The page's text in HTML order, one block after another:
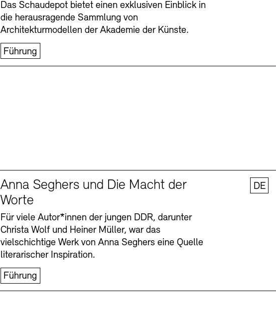
Das Schaudepot bietet einen exklusiven Einblick in
die herausragende Sammlung von
Architekturmodellen der Akademie der Künste.
Führung
Anna Seghers und Die Macht der
Worte
Für viele Autor*innen der jungen DDR, darunter
Christa Wolf und Heiner Müller, war das
vielschichtige Werk von Anna Seghers eine Quelle
literarischer Inspiration.
Führung
DE